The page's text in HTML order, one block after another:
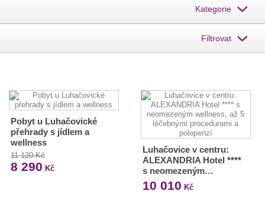
Kategorie
Filtrovat
Pobyt u Luhačovické
přehrady s jídlem a
wellness
11 120 Kč
8 290 Kč
Luhačovice v centru:
ALEXANDRIA Hotel ****
s neomezeným…
10 010 Kč